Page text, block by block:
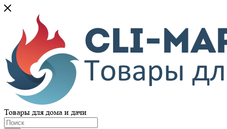
Товары для дома и дачи